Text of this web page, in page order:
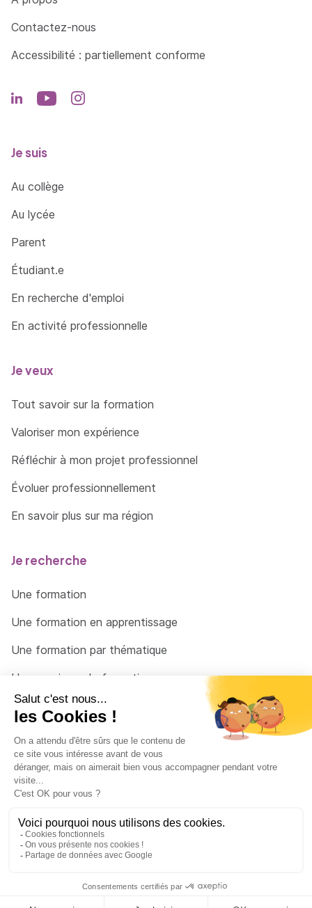
Contactez-nous
Accessibilité : partiellement conforme
Je suis
Au collège
Au lycée
Parent
Étudiant.e
En recherche d'emploi
En activité professionnelle
Je veux
Tout savoir sur la formation
Valoriser mon expérience
Réfléchir à mon projet professionnel
Évoluer professionnellement
En savoir plus sur ma région
Je recherche
Une formation
Une formation en apprentissage
Une formation par thématique
Un organisme de formation
Un conseiller
Une solution pour raccrocher
© 2026 - Côté Formations - par Via Compétences
Menu Pied de page
Mentions Légales
Politique de confidentialité